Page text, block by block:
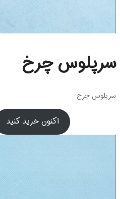
سرپلوس چرخ
سرپلوس چرخ
اکنون خرید کنید